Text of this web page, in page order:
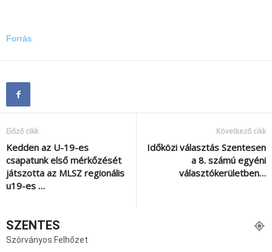
Forrás
Előző cikk
Kedden az U-19-es
csapatunk első mérkőzését
játszotta az MLSZ regionális
u19-es …
Következő cikk
Időközi választás Szentesen
a 8. számú egyéni
választókerületben…
SZENTES
Szórványos Felhőzet